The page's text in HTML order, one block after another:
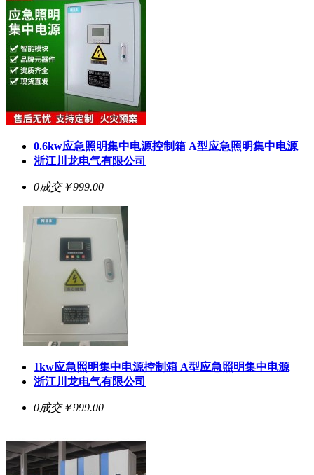
0.6kw应急照明集中电源控制箱 A型应急照明集中电源
浙江川龙电气有限公司
0成交￥999.00
1kw应急照明集中电源控制箱 A型应急照明集中电源
浙江川龙电气有限公司
0成交￥999.00